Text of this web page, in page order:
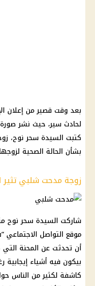
بعد وقت قصير من إعلان
لحادث سير، حيث نشر
كتبت السيدة سحر نوح،
بشأن الحالة الصحية
زوجة مدحت شلبي
شاركت السيدة سحر نوح
موقع التواصل الاجتماعي
أن تحدثت عن المحنة
بيكون فيه أشياء إيجابية
كاشفة لكثير من الناس